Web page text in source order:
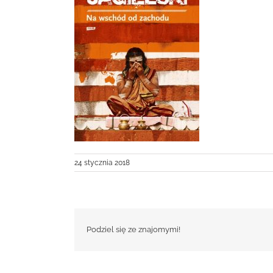
24 stycznia 2018
Podziel się ze znajomymi!